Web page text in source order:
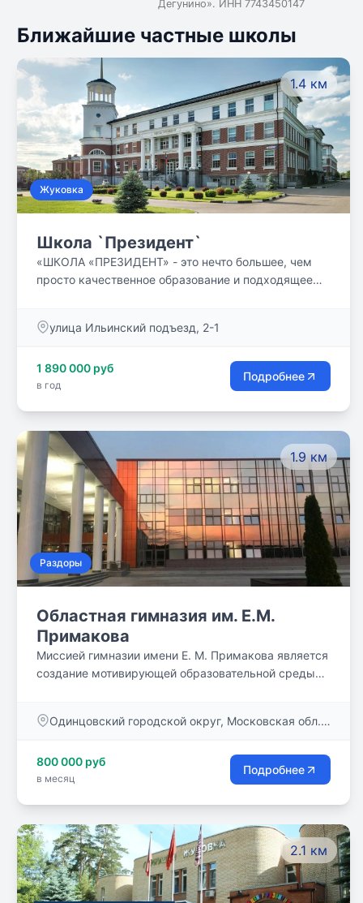
Дегунино». ИНН 7743450147
Ближайшие частные школы
1.4 км
Жуковка
Школа `Президент`
«ШКОЛА «ПРЕЗИДЕНТ» - это нечто большее, чем
просто качественное образование и подходящее
успеха. Мы убеждены, что каждый ученик
образовательную среду, в которой мы не просто
доставляем знания, но и стремимся увлечь детей
позицией, а исследование воспринималось как
технология образования.
улица Ильинский подъезд, 2-1
1 890 000 руб
в год
Подробнее
1.9 км
Раздоры
Областная гимназия им. Е.М.
Примакова
Миссией гимназии имени Е. М. Примакова является
создание мотивирующей образовательной среды
20:00 вечера, занятия проходят с сентября по июнь
занимает дополнительное образование.
Одинцовский городской округ, Московская обл.,
800 000 руб
в месяц
Подробнее
2.1 км